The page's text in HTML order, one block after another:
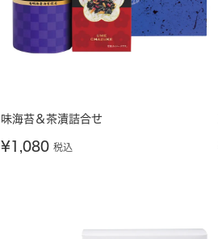
味海苔＆茶漬詰合せ
¥1,080 税込